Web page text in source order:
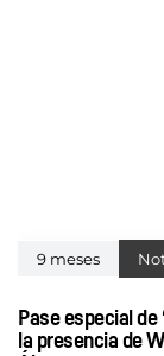
9 meses
Pase especial
la presencia de